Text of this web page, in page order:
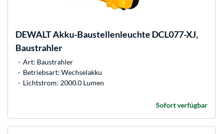
DEWALTAkku-Baustellenleuchte DCL077-XJ,
Baustrahler
Art: Baustrahler
Betriebsart: Wechselakku
Lichtstrom: 2000.0 Lumen
Sofort verfügbar